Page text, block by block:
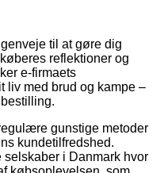
til at gøre dig
reflektioner og
e-firmaets
liv med brud og kampe –
gunstige metoder
kundetilfredshed.
i Danmark hvor